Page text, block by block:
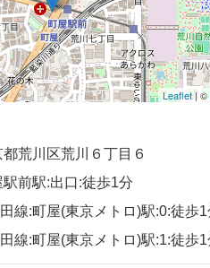
Leaflet | ©
荒川区荒川６丁目６
前駅:出口:徒歩1分
線:町屋(東京メトロ)駅:0:徒歩1
線:町屋(東京メトロ)駅:1:徒歩1